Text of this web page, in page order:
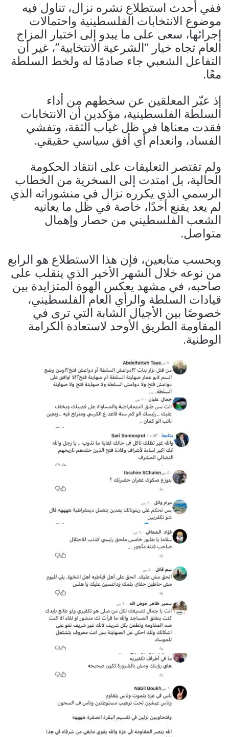
ففي أحدث استطلاع نشره نزال، تناول فيه
موضوع الانتخابات الفلسطينية واحتمالات
إجرائها، سعى على ما يبدو إلى اختبار المزاج
العام تجاه خيار “الشرعية الانتخابية”، غير أن
التفاعل الشعبي جاء صادمًا له ولخط السلطة
معًا.
إذ عبّر المعلقين عن سخطهم من أداء
السلطة الفلسطينية، مؤكدين أن الانتخابات
فقدت معناها في ظل غياب الثقة، وتفشي
الفساد، وانعدام أي أفق سياسي حقيقي.
ولم تقتصر التعليقات على انتقاد الحكومة
الحالية، بل امتدت إلى السخرية من الخطاب
الرسمي الذي يكرره نزال في منشوراته الذي
لم يعد يقنع أحدًا، خاصة في ظل ما يعانيه
الشعب الفلسطيني من حصار وإهمال
متواصل.
وبحسب متابعين، فإن هذا الاستطلاع هو الرابع
من نوعه خلال الشهر الأخير الذي ينقلب على
صاحبه، في مشهد يعكس الهوة المتزايدة بين
قيادات السلطة والرأي العام الفلسطيني،
خصوصًا بين الأجيال الشابة التي ترى في
المقاومة الطريق الأوحد لاستعادة الكرامة
الوطنية.